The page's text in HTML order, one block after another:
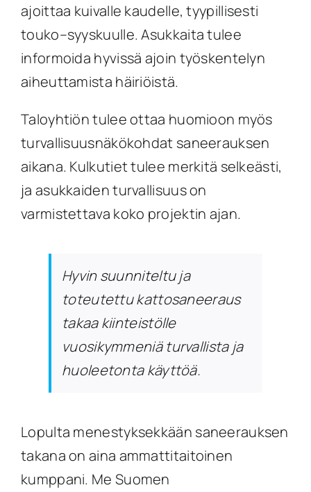
ajoittaa kuivalle kaudelle, tyypillisesti
touko–syyskuulle. Asukkaita tulee
informoida hyvissä ajoin työskentelyn
aiheuttamista häiriöistä.
Taloyhtiön tulee ottaa huomioon myös
turvallisuusnäkökohdat saneerauksen
aikana. Kulkutiet tulee merkitä selkeästi,
ja asukkaiden turvallisuus on
varmistettava koko projektin ajan.
Hyvin suunniteltu ja
toteutettu kattosaneeraus
takaa kiinteistölle
vuosikymmeniä turvallista ja
huoleetonta käyttöä.
Lopulta menestyksekkään saneerauksen
takana on aina ammattitaitoinen
kumppani. Me Suomen